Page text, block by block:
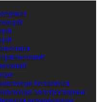
бесшовная
электросварная